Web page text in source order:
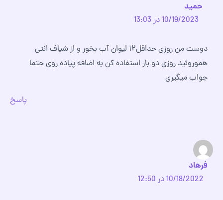
حمید
10/19/2023 در 13:03
دوست من روزی حداقل۱۲ لیوان آب بخور و از شیاف انتی
هموروئید روزی دو بار استفاده کن به اضافه پیاده روی حتما
جواب میگیری
پاسخ
فرهاد
10/18/2022 در 12:50